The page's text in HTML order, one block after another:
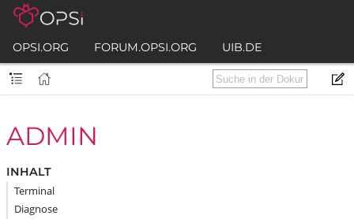
OPSI.ORG FORUM.OPSI.ORG UIB.DE
ADMIN
INHALT
Terminal
Diagnose